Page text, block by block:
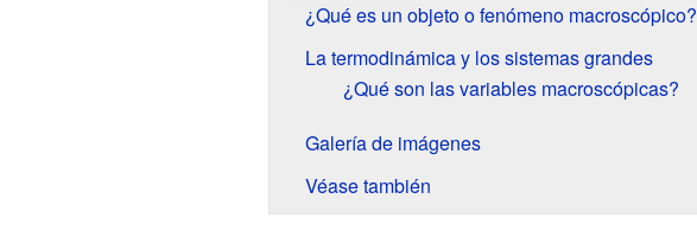
¿Qué es un objeto o fenómeno macroscópico?
La termodinámica y los sistemas grandes
¿Qué son las variables macroscópicas?
Galería de imágenes
Véase también